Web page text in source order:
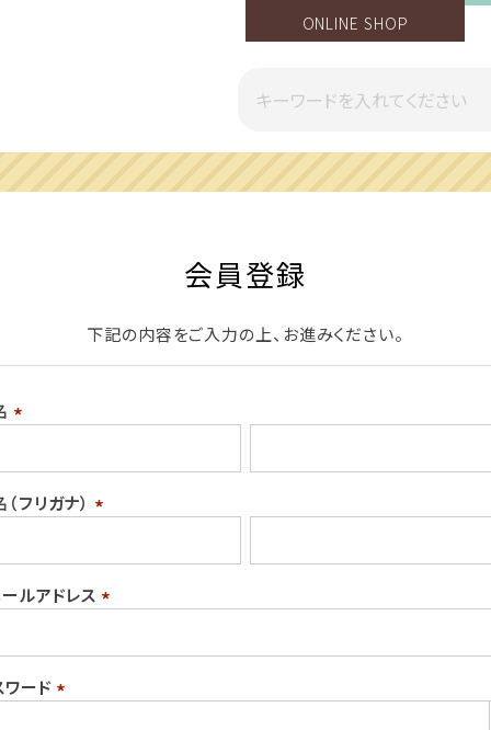
ONLINE SHOP
会員登録
下記の内容をご入力の上、お進みください。
須)
フリガナ）
須)
ルアドレス
須)
ワード